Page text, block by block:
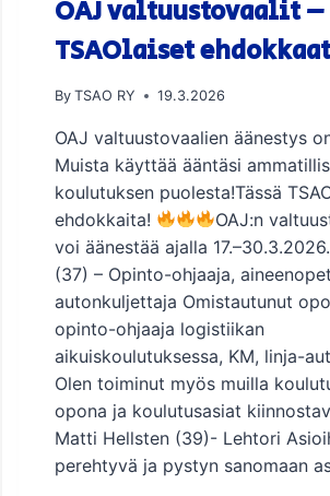
OAJ valtuustovaalit –
TSAOlaiset
By TSAO RY 19.3.2026
OAJ valtuustovaalien äänestys
Muista käyttää ääntäsi
koulutuksen puolesta!Tässä
ehdokkaita!
OAJ:n
voi äänestää ajalla
(37) – Opinto-ohjaaja,
autonkuljettaja Omistautunut
opinto-ohjaaja logistiikan
aikuiskoulutuksessa, KM, linja-
Olen toiminut myös muilla
opona ja koulutusasiat
Matti Hellsten (39)- Lehtori
perehtyvä ja pystyn sanomaan